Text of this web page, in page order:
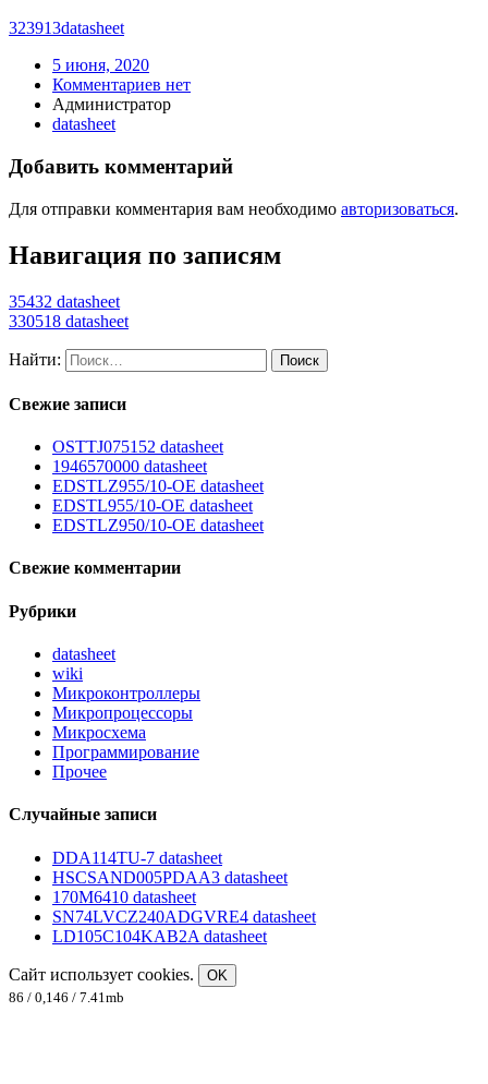
323913datasheet
5 июня, 2020
Комментариев нет
Администратор
datasheet
Добавить комментарий
Для отправки комментария вам необходимо авторизоваться.
Навигация по записям
35432 datasheet
330518 datasheet
Найти:
Свежие записи
OSTTJ075152 datasheet
1946570000 datasheet
EDSTLZ955/10-OE datasheet
EDSTL955/10-OE datasheet
EDSTLZ950/10-OE datasheet
Свежие комментарии
Рубрики
datasheet
wiki
Микроконтроллеры
Микропроцессоры
Микросхема
Программирование
Прочее
Случайные записи
DDA114TU-7 datasheet
HSCSAND005PDAA3 datasheet
170M6410 datasheet
SN74LVCZ240ADGVRE4 datasheet
LD105C104KAB2A datasheet
Сайт использует cookies.
OK
86 / 0,146 / 7.41mb